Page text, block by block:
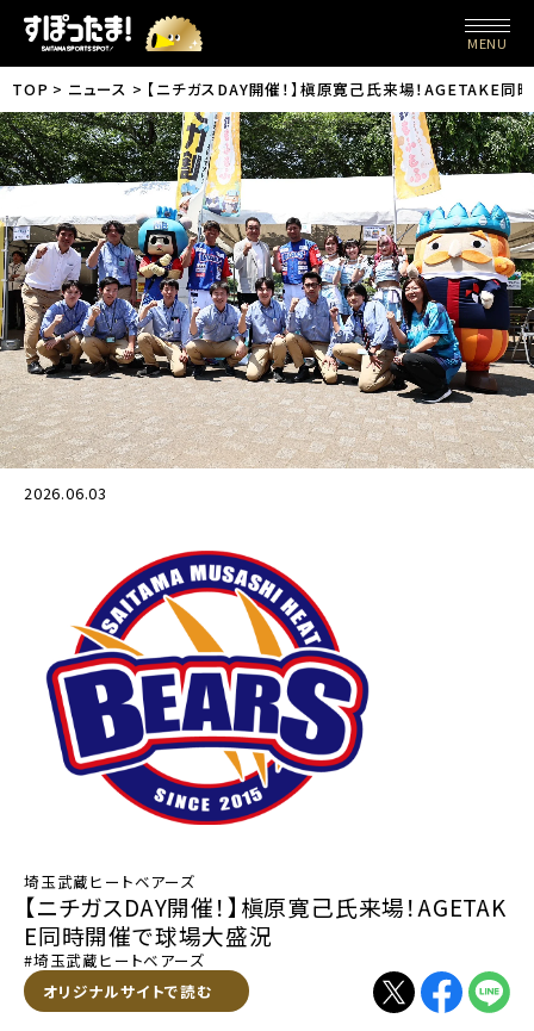
MENU
TOP ニュース 【ニチガスDAY開催！】槇原寛己氏来場！AGETAKE同
2026.06.03
埼玉武蔵ヒートベアーズ
【ニチガスDAY開催！】槇原寛己氏来場！AGETAK
E同時開催で球場大盛況
#埼玉武蔵ヒートベアーズ
オリジナルサイトで読む別ウィンドウで開く